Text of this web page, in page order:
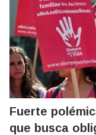
Fuerte
que busca